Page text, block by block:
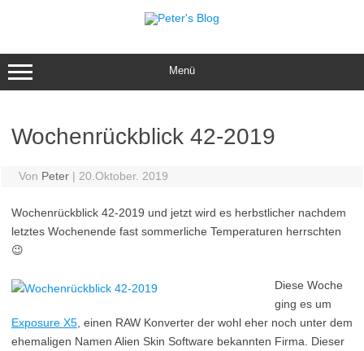
Menü
Wochenrückblick 42-2019
Von Peter | 20.Oktober. 2019
Wochenrückblick 42-2019 und jetzt wird es herbstlicher nachdem
letztes Wochenende fast sommerliche Temperaturen herrschten
😉
Diese Woche
ging es um
Exposure X5 , einen RAW Konverter der wohl eher noch unter dem
ehemaligen Namen Alien Skin Software bekannten Firma. Dieser